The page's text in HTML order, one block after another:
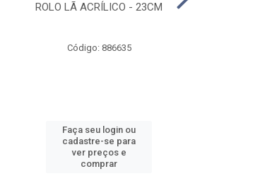
ROLO LÃ ACRÍLICO - 23CM
Código: 886635
Faça seu login ou
cadastre-se para
ver preços e
comprar